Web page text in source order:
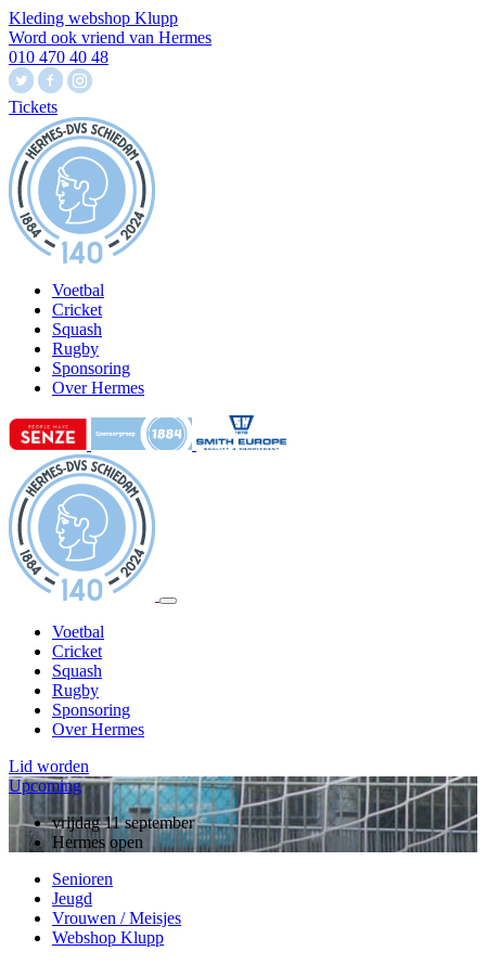
Kleding webshop Klupp
Word ook vriend van Hermes
010 470 40 48
Tickets
Voetbal
Cricket
Squash
Rugby
Sponsoring
Over Hermes
Voetbal
Cricket
Squash
Rugby
Sponsoring
Over Hermes
Lid worden
Upcoming
vrijdag 11 september
Hermes open
Senioren
Jeugd
Vrouwen / Meisjes
Webshop Klupp